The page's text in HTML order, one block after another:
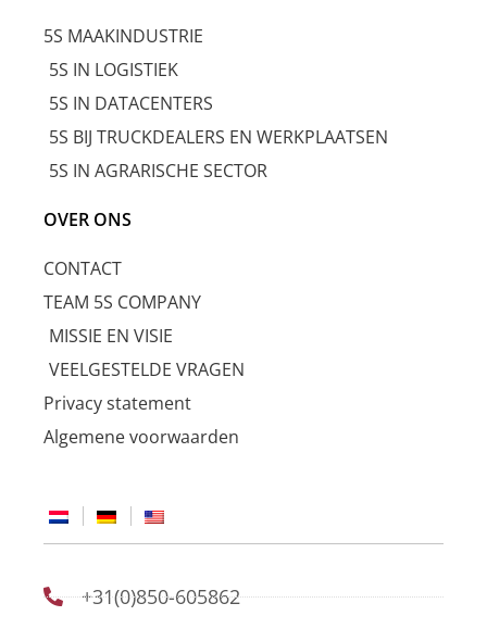
5S MAAKINDUSTRIE
5S IN LOGISTIEK
5S IN DATACENTERS
5S BIJ TRUCKDEALERS EN WERKPLAATSEN
5S IN AGRARISCHE SECTOR
OVER ONS
CONTACT
TEAM 5S COMPANY
MISSIE EN VISIE
VEELGESTELDE VRAGEN
Privacy statement
Algemene voorwaarden
+31(0)850-605862